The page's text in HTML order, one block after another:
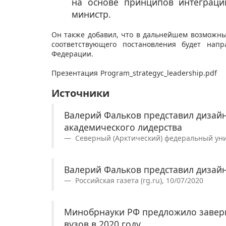
министр.
Он также добавил, что в дальнейшем
соответствующего постановления будет
Федерации.
Презентация Program_strategyc_leadership.pdf
Источники
Валерий Фальков представил
академического лидерства
Северный (Арктический) федеральный
Валерий Фальков представил
Российская газета (rg.ru), 10/07/2020
Минобрнауки РФ предложило